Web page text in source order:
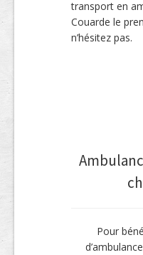
transport en
Couarde le
n’hésitez pas.
Pour